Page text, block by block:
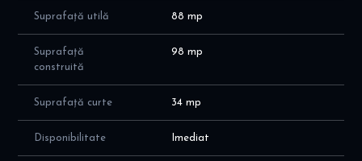
Suprafață utilă 88 mp
Suprafață
construită
98 mp
Suprafață curte 34 mp
Disponibilitate Imediat